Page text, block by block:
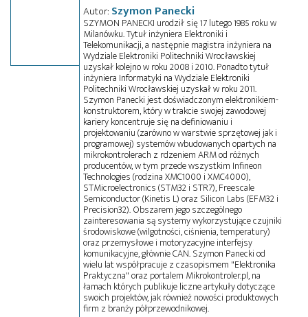
Autor: Szymon Panecki
SZYMON PANECKI urodził się 17 lutego 1985 roku w
Milanówku. Tytuł inżyniera Elektroniki i
Telekomunikacji, a następnie magistra inżyniera na
Wydziale Elektroniki Politechniki Wrocławskiej
uzyskał kolejno w roku 2008 i 2010. Ponadto tytuł
inżyniera Informatyki na Wydziale Elektroniki
Politechniki Wrocławskiej uzyskał w roku 2011.
Szymon Panecki jest doświadczonym elektronikiem-
konstruktorem, który w trakcie swojej zawodowej
kariery koncentruje się na definiowaniu i
projektowaniu (zarówno w warstwie sprzętowej jak i
programowej) systemów wbudowanych opartych na
mikrokontrolerach z rdzeniem ARM od różnych
producentów, w tym przede wszystkim Infineon
Technologies (rodzina XMC1000 i XMC4000),
STMicroelectronics (STM32 i STR7), Freescale
Semiconductor (Kinetis L) oraz Silicon Labs (EFM32 i
Precision32). Obszarem jego szczególnego
zainteresowania są systemy wykorzystujące czujniki
środowiskowe (wilgotności, ciśnienia, temperatury)
oraz przemysłowe i motoryzacyjne interfejsy
komunikacyjne, głównie CAN. Szymon Panecki od
wielu lat współpracuje z czasopismem "Elektronika
Praktyczna" oraz portalem Mikrokontroler.pl, na
łamach których publikuje liczne artykuły dotyczące
swoich projektów, jak również nowości produktowych
firm z branży półprzewodnikowej.